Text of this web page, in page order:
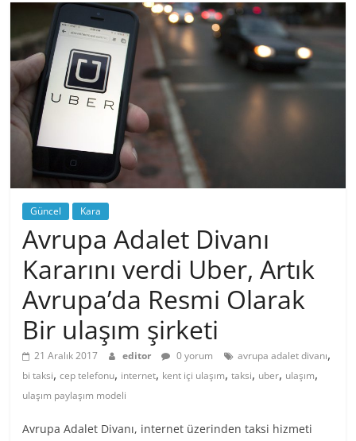
Güncel Kara
Avrupa Adalet Divanı
Kararını verdi Uber, Artık
Avrupa’da Resmi Olarak
Bir ulaşım şirketi
21 Aralık 2017 editor 0 yorum avrupa adalet divanı,
bi taksi,cep telefonu, internet, kent içi ulaşım,taksi, uber, ulaşım,
ulaşım paylaşım modeli
Avrupa Adalet Divanı, internet üzerinden taksi hizmeti